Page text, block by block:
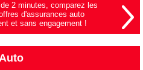
2 minutes, comparez les
d'assurances auto
et sans engagement !